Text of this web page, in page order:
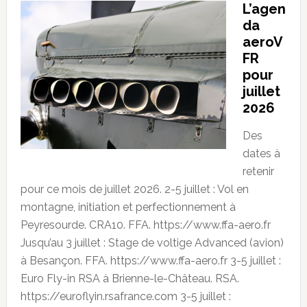
L’agen
da
aeroV
FR
pour
juillet
2026
Des
dates à
retenir
pour ce mois de juillet 2026. 2-5 juillet : Vol en
montagne, initiation et perfectionnement à
Peyresourde. CRA10. FFA. https://www.ffa-aero.fr
Jusqu’au 3 juillet : Stage de voltige Advanced (avion)
à Besançon. FFA. https://www.ffa-aero.fr 3-5 juillet :
Euro Fly-in RSA à Brienne-le-Château. RSA.
https://euroflyin.rsafrance.com 3-5 juillet :